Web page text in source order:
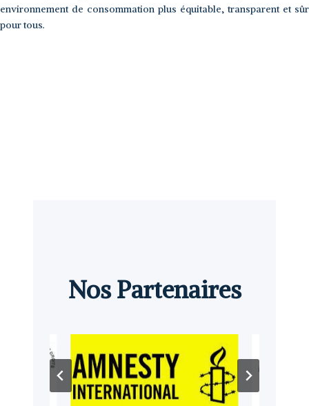
environnement de consommation plus équitable, transparent et sûr
pour tous.
Nos Partenaires